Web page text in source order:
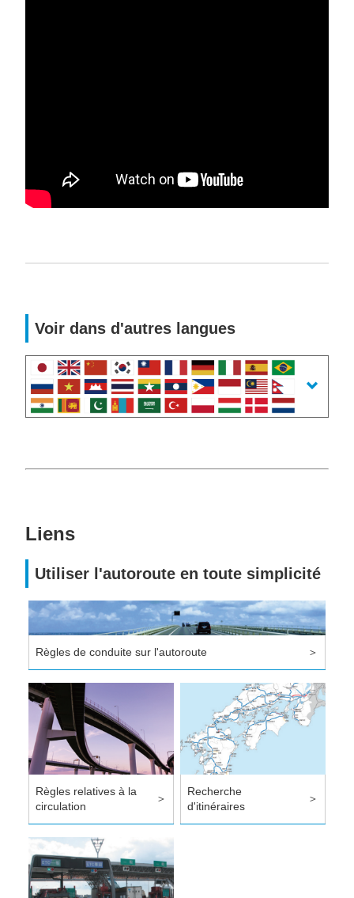
Voir dans d'autres langues
Liens
Utiliser l'autoroute en toute simplicité
Règles de conduite sur l'autoroute ＞
Règles relatives à la
circulation
＞
Recherche
d'itinéraires
＞